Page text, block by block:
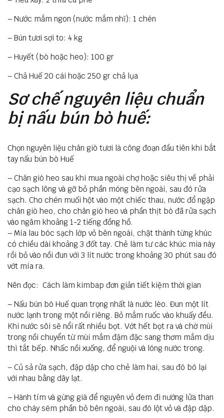
– Nước mắm ngon (nước mắm nhĩ): 1 chén
– Bún tươi sợi to: 4 kg
– Huyết (bò hoặc heo): 100 gr
– Chả Huế 20 cái hoặc 250 gr chả lụa
Sơ chế nguyên liệu chuẩn
bị nấu bún bò huế:
Chọn nguyên liệu chân giò tươi là công đoạn đầu tiên khi bắt
tay nấu bún bò Huế
– Chân giò heo sau khi mua ngoài chợ hoặc siêu thị về phải
cạo sạch lông và gỡ bỏ phần móng bên ngoài, sau đó rửa
sạch. Cho chén muối hột vào một chiếc thau, nước đổ ngập
chân giò heo, cho chân giò heo và phần thịt bò đã rửa sạch
vào ngâm khoảng 1-2 tiếng đồng hồ.
– Mía lau bóc sạch lớp vỏ bên ngoài, chặt thành từng khúc
có chiều dài khoảng 3 đốt tay. Chẻ làm tư các khúc mia này
rồi bỏ vào nồi đun với 3 lít nước trong khoảng 30 phút sau đó
vớt mía ra.
Nên đọc: Cách làm kimbap đơn giản tiết kiệm thời gian
– Nấu bún bò Huế quan trọng nhất là nước lèo. Đun một lít
nước lạnh trong một nồi riêng. Bỏ mắm ruốc vào khuấy đều.
Khi nước sôi sẽ nổi rất nhiều bọt. Vớt hết bọt ra và chờ mùi
trong nồi chuyển từ mùi mắm đậm đặc sang thơm mắm dịu
thì tắt bếp. Nhấc nồi xuống, để nguội và lóng nước trong.
– Củ sả rửa sạch, đập dập cho chẻ làm hai, sau đó bó lại
với nhau bằng dây lạt.
– Hành tím và gừng già để nguyên vỏ đem đi nướng lửa than
cho cháy sém phần bỏ bên ngoài, sau đó lột vỏ và đập dập.